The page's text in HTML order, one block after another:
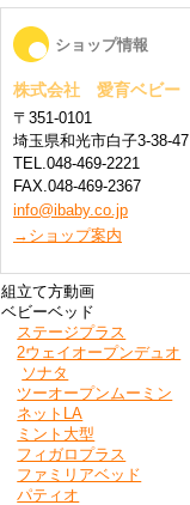
ショップ情報
株式会社 愛育ベビー
〒351-0101
埼玉県和光市白子3-38-47
TEL.048-469-2221
FAX.048-469-2367
info@ibaby.co.jp
→ショップ案内
組立て方動画
ベビーベッド
ステージプラス
2ウェイオープンデュオ
ソナタ
ツーオープンムーミン
ネットLA
ミント大型
フィガロプラス
ファミリアベッド
パティオ